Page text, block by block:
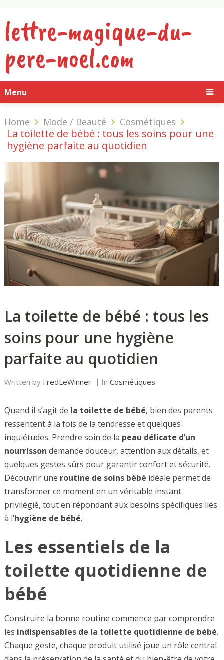
lettre-magique-du-
pere-noel.com
Menu
Home Mode / Beauté Cosmétiques
La toilette de bébé : tous les soins pour une
hygiène parfaite au quotidien
La toilette de bébé : tous les
soins pour une hygiène
parfaite au quotidien
Written by FredLeWinner In Cosmétiques
Quand il s’agit de la toilette de bébé, bien des parents
ressentent à la fois de la tendresse et quelques
inquiétudes. Prendre soin de la peau délicate d’un
nourrisson demande douceur, attention aux détails, et
quelques gestes sûrs pour garantir confort et sécurité.
Découvrir une routine de soins bébé idéale permet de
transformer ce moment en un véritable instant
privilégié, tout en répondant aux besoins spécifiques liés
à l’hygiène de bébé.
Les essentiels de la
toilette quotidienne de
bébé
Construire la bonne routine commence par comprendre
les indispensables de la toilette quotidienne de bébé.
Chaque geste, chaque produit utilisé joue un rôle central